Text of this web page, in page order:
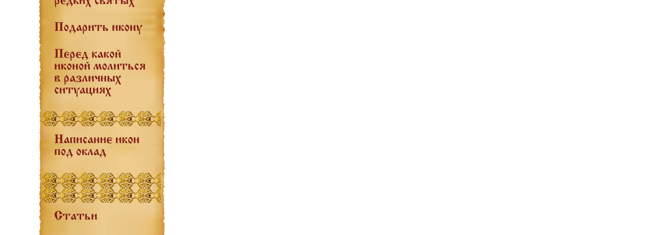
Подарить икону
Перед какой
иконой молиться
в различных
ситуациях
Написание икон
под оклад
Статьи